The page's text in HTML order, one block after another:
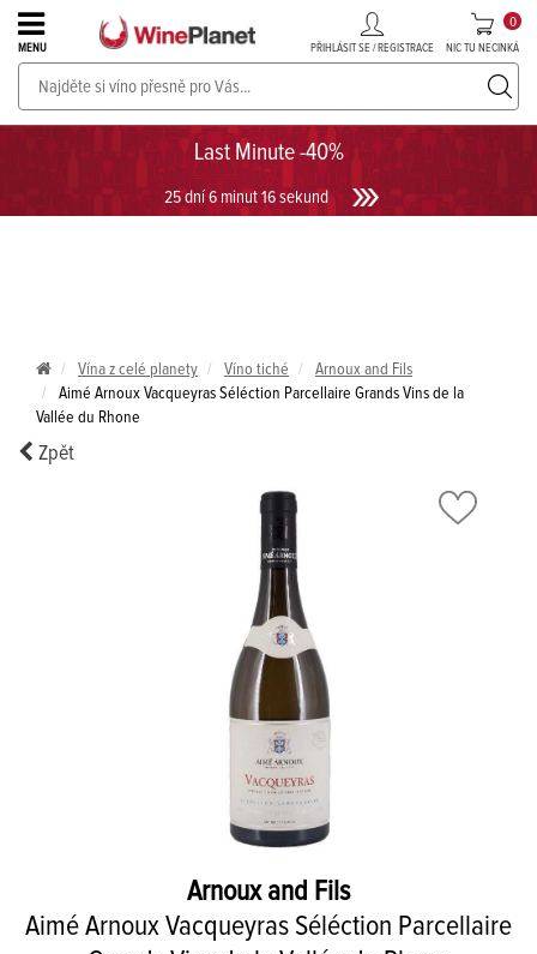
Last Minute -40%
25 dní 6 minut 15 sekund
MENU PŘIHLÁSIT SE / REGISTRACE NIC TU NECINKÁ
0
PROSECCO v akci až do -30%!UKÁZAT PROSECCO
Vína z celé planety Víno tiché
Arnoux and Fils
Aimé Arnoux Vacqueyras Séléction Parcellaire Grands Vins de la
Vallée du Rhone
Zpět
Arnoux and Fils
Aimé Arnoux Vacqueyras Séléction Parcellaire